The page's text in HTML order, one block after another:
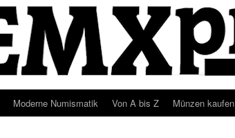
Moderne Numismatik Von A bis Z Münzen kaufen